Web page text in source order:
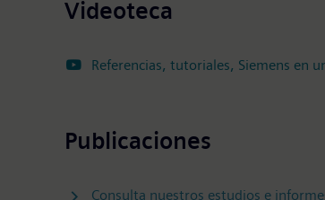
Videoteca
Referencias, tutoriales, Siemens en
Publicaciones
Consulta nuestros estudios e